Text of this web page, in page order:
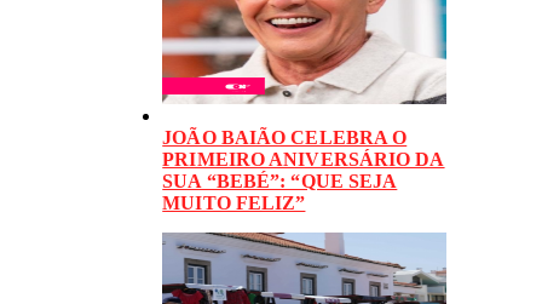
JOÃO BAIÃO CELEBRA O
PRIMEIRO ANIVERSÁRIO DA
SUA “BEBÉ”: “QUE SEJA
MUITO FELIZ”